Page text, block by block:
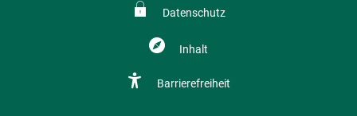
Datenschutz
Inhalt
Barrierefreiheit